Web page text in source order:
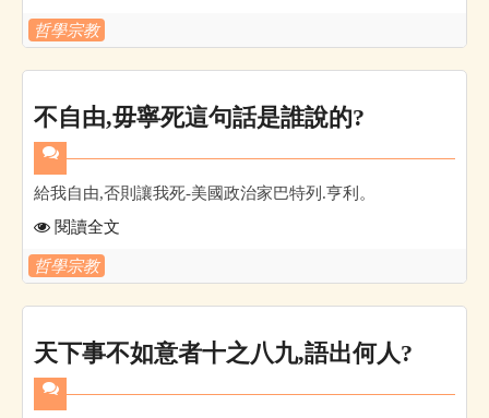
哲學宗教
不自由,毋寧死這句話是誰說的?
給我自由,否則讓我死-美國政治家巴特列.亨利。
閱讀全文
哲學宗教
天下事不如意者十之八九,語出何人?